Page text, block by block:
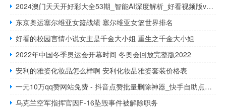
2024澳门天天开好彩大全53期_智能AI深度解析_好看视频版v32.123
东京奥运塞尔维亚女篮战绩 塞尔维亚女篮世界排名
好看的校园言情小说女主是千金大小姐 重生之千金大小姐
2022年中国冬季奥运会开幕时间 冬奥会回放完整版2022
安利的雅姿化妆品怎么样啊 安利化妆品雅姿套装价格表
一元10万qq赞网站免费 - 抖音点赞批量删除神器_快手自助点赞下单平台
乌克兰空军指挥官因F-16坠毁事件被解除职务